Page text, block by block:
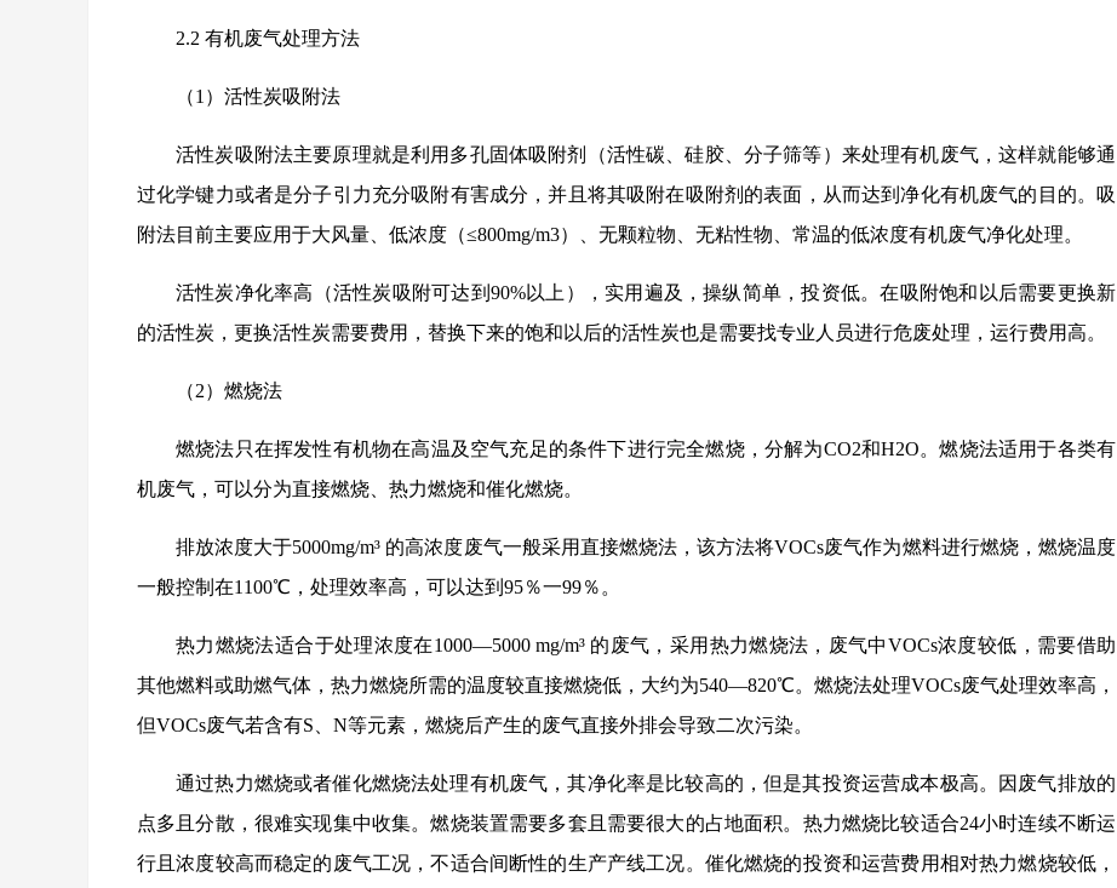
2.2 有机废气处理方法
（1）活性炭吸附法
活性炭吸附法主要原理就是利用多孔固体吸附剂（活性碳、硅胶、分子筛等）来处理有机废气，这样就能够通
过化学键力或者是分子引力充分吸附有害成分，并且将其吸附在吸附剂的表面，从而达到净化有机废气的目的。吸
附法目前主要应用于大风量、低浓度（≤800mg/m3）、无颗粒物、无粘性物、常温的低浓度有机废气净化处理。
活性炭净化率高（活性炭吸附可达到90%以上），实用遍及，操纵简单，投资低。在吸附饱和以后需要更换新
的活性炭，更换活性炭需要费用，替换下来的饱和以后的活性炭也是需要找专业人员进行危废处理，运行费用高。
（2）燃烧法
燃烧法只在挥发性有机物在高温及空气充足的条件下进行完全燃烧，分解为CO2和H2O。燃烧法适用于各类有
机废气，可以分为直接燃烧、热力燃烧和催化燃烧。
排放浓度大于5000mg/m³ 的高浓度废气一般采用直接燃烧法，该方法将VOCs废气作为燃料进行燃烧，燃烧温度
一般控制在1100℃，处理效率高，可以达到95％一99％。
热力燃烧法适合于处理浓度在1000—5000 mg/m³ 的废气，采用热力燃烧法，废气中VOCs浓度较低，需要借助
其他燃料或助燃气体，热力燃烧所需的温度较直接燃烧低，大约为540—820℃。燃烧法处理VOCs废气处理效率高，
但VOCs废气若含有S、N等元素，燃烧后产生的废气直接外排会导致二次污染。
通过热力燃烧或者催化燃烧法处理有机废气，其净化率是比较高的，但是其投资运营成本极高。因废气排放的
点多且分散，很难实现集中收集。燃烧装置需要多套且需要很大的占地面积。热力燃烧比较适合24小时连续不断运
行且浓度较高而稳定的废气工况，不适合间断性的生产产线工况。催化燃烧的投资和运营费用相对热力燃烧较低，